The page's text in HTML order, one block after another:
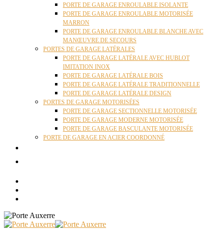
PORTE DE GARAGE ENROULABLE ISOLANTE
PORTE DE GARAGE ENROULABLE MOTORISÉE
MARRON
PORTE DE GARAGE ENROULABLE BLANCHE AVEC
MANŒUVRE DE SECOURS
PORTES DE GARAGE LATÉRALES
PORTE DE GARAGE LATÉRALE AVEC HUBLOT
IMITATION INOX
PORTE DE GARAGE LATÉRALE BOIS
PORTE DE GARAGE LATÉRALE TRADITIONNELLE
PORTE DE GARAGE LATÉRALE DESIGN
PORTES DE GARAGE MOTORISÉES
PORTE DE GARAGE SECTIONNELLE MOTORISÉE
PORTE DE GARAGE MODERNE MOTORISÉE
PORTE DE GARAGE BASCULANTE MOTORISÉE
PORTE DE GARAGE EN ACIER COORDONNÉ